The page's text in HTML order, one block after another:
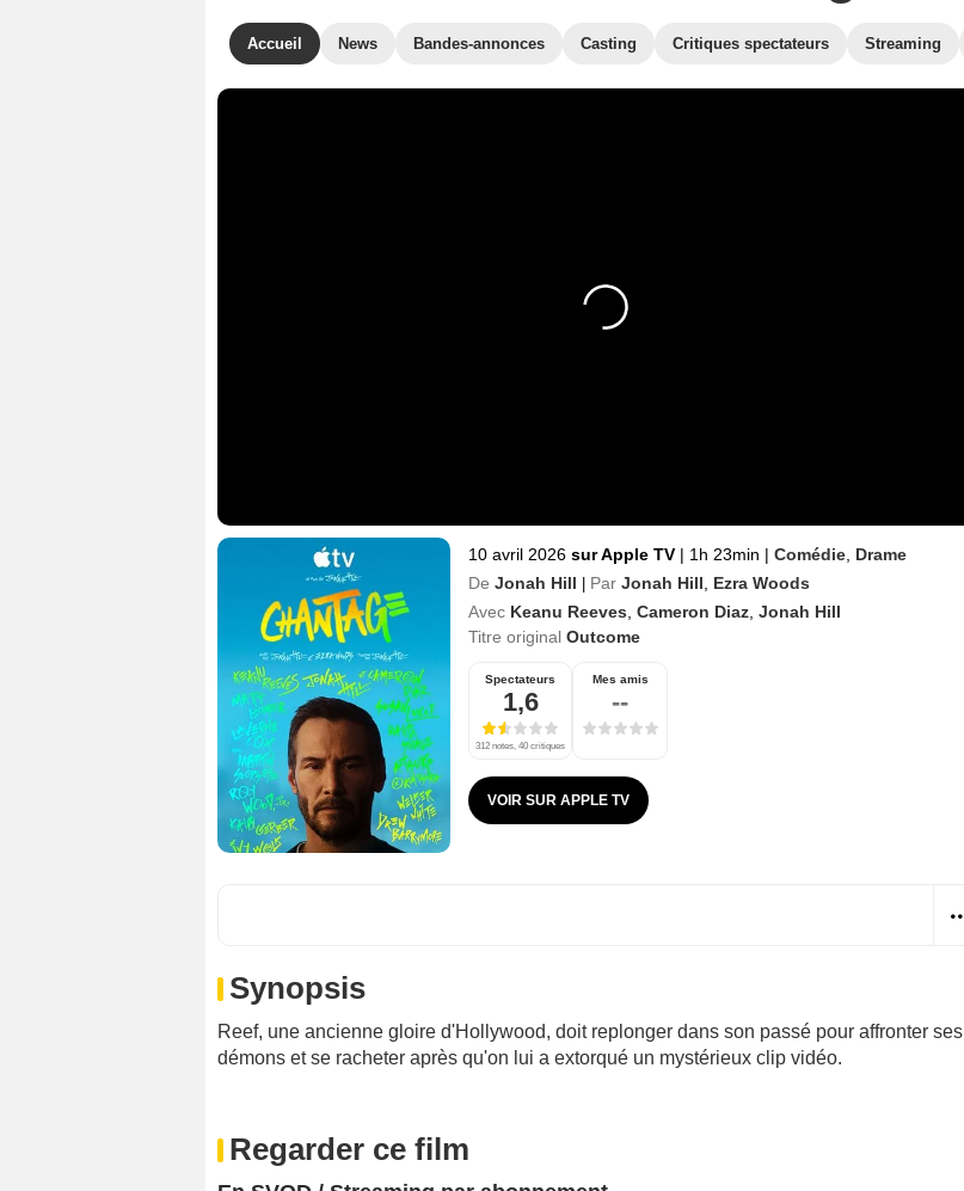
Accueil News Bandes-annonces Casting Critiques spectateurs Streaming
10 avril 2026 sur Apple TV | 1h 23min | Comédie Drame
De Jonah Hill | Par Jonah Hill
Ezra Woods
Avec Keanu Reeves Cameron Diaz Jonah Hill
Titre original Outcome
Spectateurs
1,6
312 notes, 40 critiques
Mes amis
--
VOIR SUR APPLE TV
Synopsis
Reef, une ancienne gloire d'Hollywood, doit replonger dans son passé pour affronter ses
démons et se racheter après qu'on lui a extorqué un mystérieux clip vidéo.
Regarder ce film